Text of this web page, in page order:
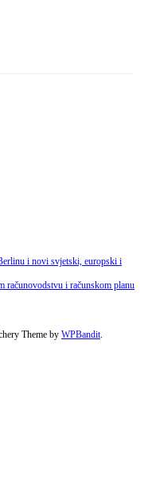
i novi svjetski, europski i
računovodstvu i računskom planu
Theme by WPBandit.